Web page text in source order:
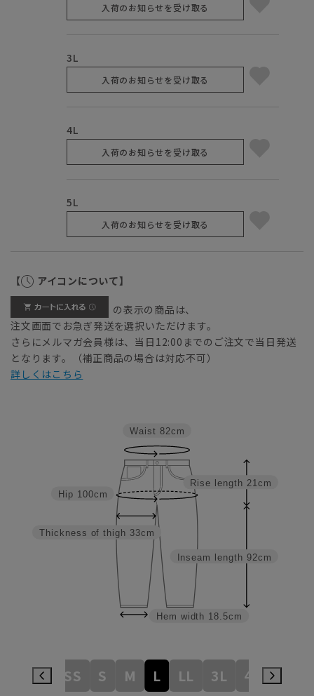
入荷のお知らせを受け取る
3L
入荷のお知らせを受け取る
4L
入荷のお知らせを受け取る
5L
入荷のお知らせを受け取る
【 アイコンについて】
の表示の商品は、
注文画面でお急ぎ発送を選択いただけます。
さらにメルマガ会員様は、当日12:00までのご注文で当日発送
となります。（補正商品の場合は対応不可）
詳しくはこちら
Inseam length 92cm
Rise length 21cm
Hem width 18.5cm
Thickness of thigh 33cm
Hip 100cm
Waist 82cm
3S SS S M L LL 3L 4L